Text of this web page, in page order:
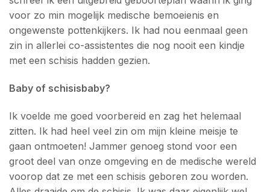
voor zo min mogelijk medische bemoeienis en
ongewenste pottenkijkers. Ik had nou eenmaal geen
zin in allerlei co-assistentes die nog nooit een kindje
met een schisis hadden gezien.
Baby of schisisbaby?
Ik voelde me goed voorbereid en zag het helemaal
zitten. Ik had heel veel zin om mijn kleine meisje te
gaan ontmoeten! Jammer genoeg stond voor een
groot deel van onze omgeving en de medische wereld
voorop dat ze met een schisis geboren zou worden.